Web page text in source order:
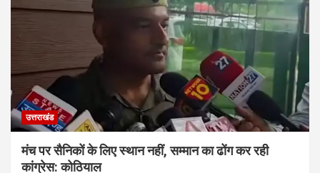
उत्तराखंड
मंच पर सैनिकों के लिए स्थान नहीं, सम्मान का ढोंग कर रही
कांग्रेस: कोठियाल